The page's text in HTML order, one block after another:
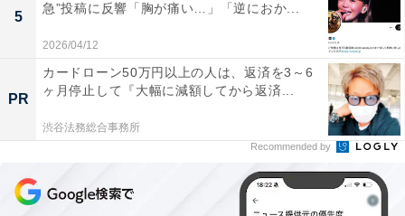
5
急”投稿に反響「胸が痛い…」「逆におか...
2026/04/12
PR
カードローン50万円以上の人は、返済を3～6
ヶ月停止して『大幅に減額してから返済...
渋谷法務総合事務所
Recommended by